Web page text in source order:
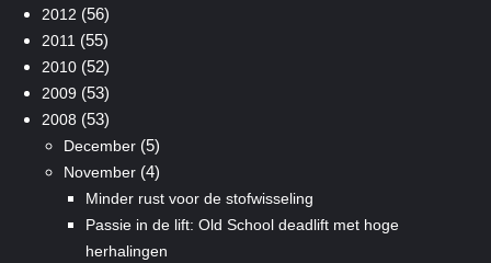
2012 (56)
2011 (55)
2010(52)
2009 (53)
2008 (53)
December(5)
November(4)
Minder rust voor de stofwisseling
Passie in de lift: Old School deadlift met hoge
herhalingen